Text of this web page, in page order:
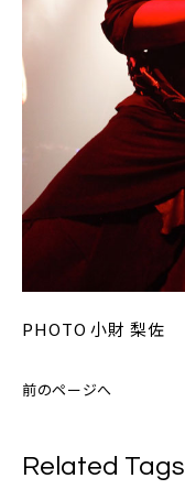
PHOTO 小財 梨佐
前のページへ
Related Tags